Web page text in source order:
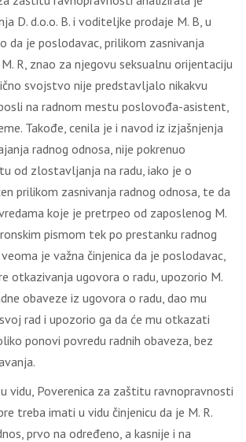
D. d.o.o. B. i voditeljke prodaje M. B, u
da je poslodavac, prilikom zasnivanja
R, znao za njegovu seksualnu orijentaciju
svojstvo nije predstavljalo nikakvu
na radnom mestu poslovođa-asistent,
Takođe, cenila je i navod iz izjašnjenja
radnog odnosa, nije pokrenuo
od zlostavljanja na radu, iako je o
prilikom zasnivanja radnog odnosa, te da
koje je pretrpeo od zaposlenog M.
pismom tek po prestanku radnog
je važna činjenica da je poslodavac,
otkazivanja ugovora o radu, upozorio M.
obaveze iz ugovora o radu, dao mu
rad i upozorio ga da će mu otkazati
ponovi povredu radnih obaveza, bez
vidu, Poverenica za zaštitu ravnopravnosti
treba imati u vidu činjenicu da je M. R.
prvo na određeno, a kasnije i na